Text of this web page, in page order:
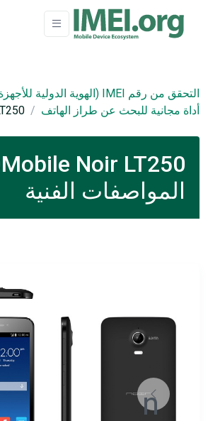
التحقق من رقم IMEI (الهوية الدولية للأجهزة المتنقلة)
أداة مجانية للبحث عن طراز الهاتف
Noir LT250
المواصفات الفنية